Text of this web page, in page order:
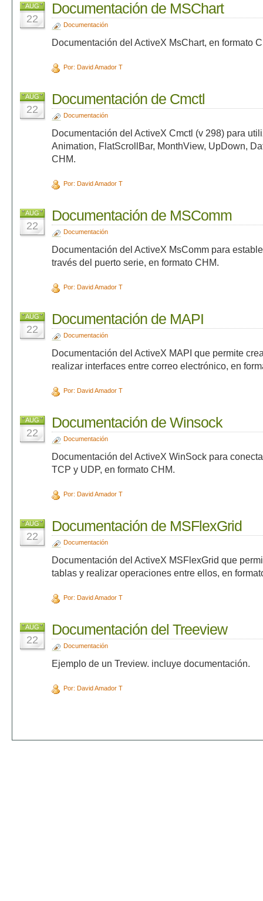
AUG
22
Documentación de MSChart
Documentación
Documentación del ActiveX MsChart, en formato
Por: David Amador T
AUG
22
Documentación de Cmctl
Documentación
Documentación del ActiveX Cmctl (v 298) para
Animation, FlatScrollBar, MonthView, UpDown,
CHM.
Por: David Amador T
AUG
22
Documentación de MSComm
Documentación
Documentación del ActiveX MsComm para
través del puerto serie, en formato CHM.
Por: David Amador T
AUG
22
Documentación de MAPI
Documentación
Documentación del ActiveX MAPI que permite
realizar interfaces entre correo electrónico, en
Por: David Amador T
AUG
22
Documentación de Winsock
Documentación
Documentación del ActiveX WinSock para
TCP y UDP, en formato CHM.
Por: David Amador T
AUG
22
Documentación de MSFlexGrid
Documentación
Documentación del ActiveX MSFlexGrid que
tablas y realizar operaciones entre ellos, en
Por: David Amador T
AUG
22
Documentación del Treeview
Documentación
Ejemplo de un Treview. incluye documentación.
Por: David Amador T